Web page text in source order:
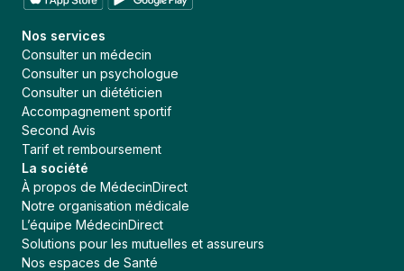
Nos services
Consulter un médecin
Consulter un psychologue
Consulter un diététicien
Accompagnement sportif
Second Avis
Tarif et remboursement
La société
À propos de MédecinDirect
Notre organisation médicale
L’équipe MédecinDirect
Solutions pour les mutuelles et assureurs
Nos espaces de Santé